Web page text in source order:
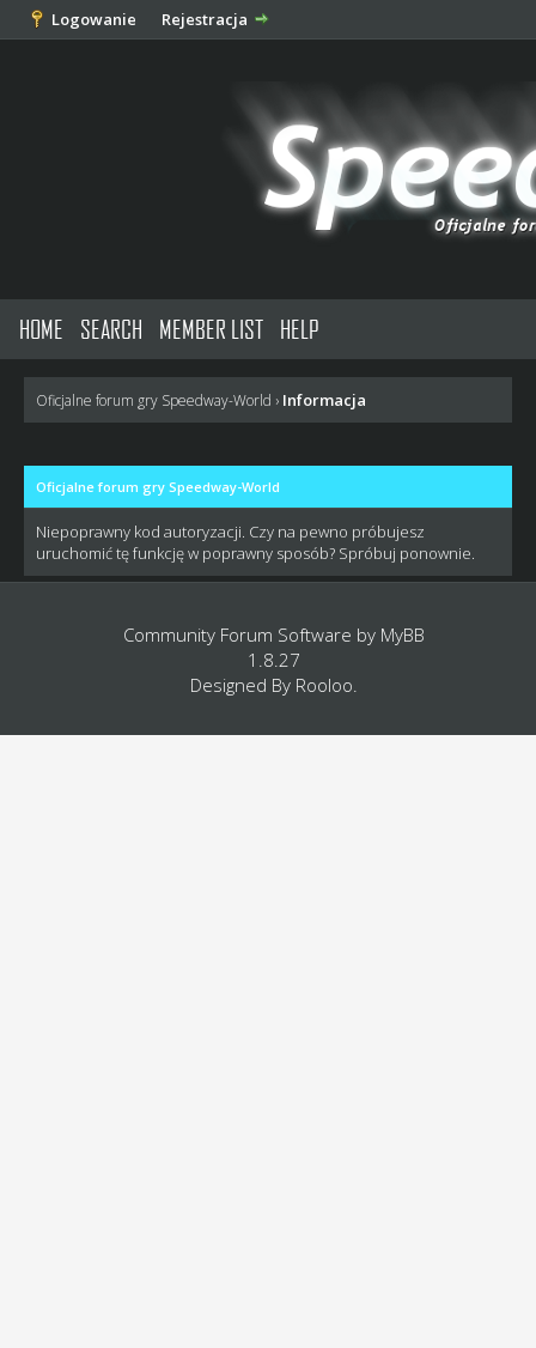
Logowanie Rejestracja
HOME SEARCH MEMBER LIST HELP
Oficjalne forum gry Speedway-World › Informacja
Oficjalne forum gry Speedway-World
Niepoprawny kod autoryzacji. Czy na pewno próbujesz
uruchomić tę funkcję w poprawny sposób? Spróbuj ponownie.
Community Forum Software by MyBB
1.8.27
Designed By Rooloo.